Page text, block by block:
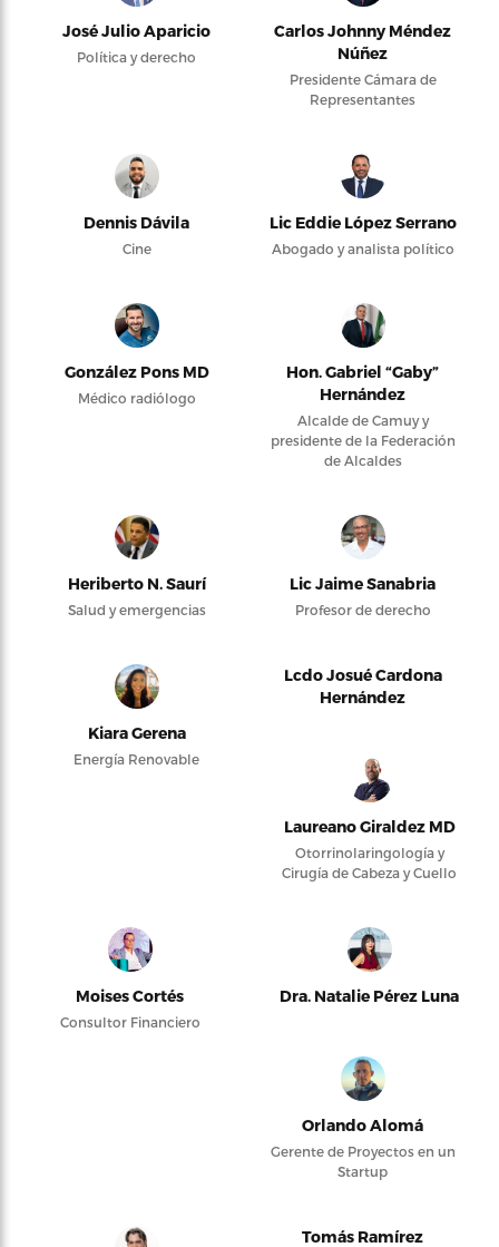
José Julio Aparicio
Política y derecho
Carlos Johnny Méndez
Núñez
Presidente Cámara de
Representantes
Dennis Dávila
Cine
Lic Eddie López Serrano
Abogado y analista político
González Pons MD
Médico radiólogo
Hon. Gabriel “Gaby”
Hernández
Alcalde de Camuy y
presidente de la Federación
de Alcaldes
Heriberto N. Saurí
Salud y emergencias
Lic Jaime Sanabria
Profesor de derecho
Kiara Gerena
Energía Renovable
Lcdo Josué Cardona
Hernández
Laureano Giraldez MD
Otorrinolaringología y
Cirugía de Cabeza y Cuello
Moises Cortés
Consultor Financiero
Dra. Natalie Pérez Luna
Orlando Alomá
Gerente de Proyectos en un
Startup
Tomás Ramírez